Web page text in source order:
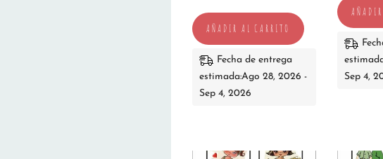
AÑADIR AL CARRITO
Fecha de entrega
estimada:Ago 28, 2026 -
Sep 4, 2026
Sep 4,